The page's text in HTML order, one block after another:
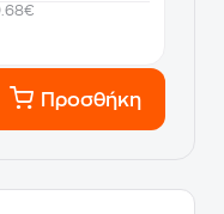
Προσθήκη